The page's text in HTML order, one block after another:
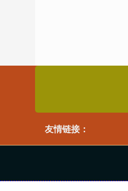
友情链接：